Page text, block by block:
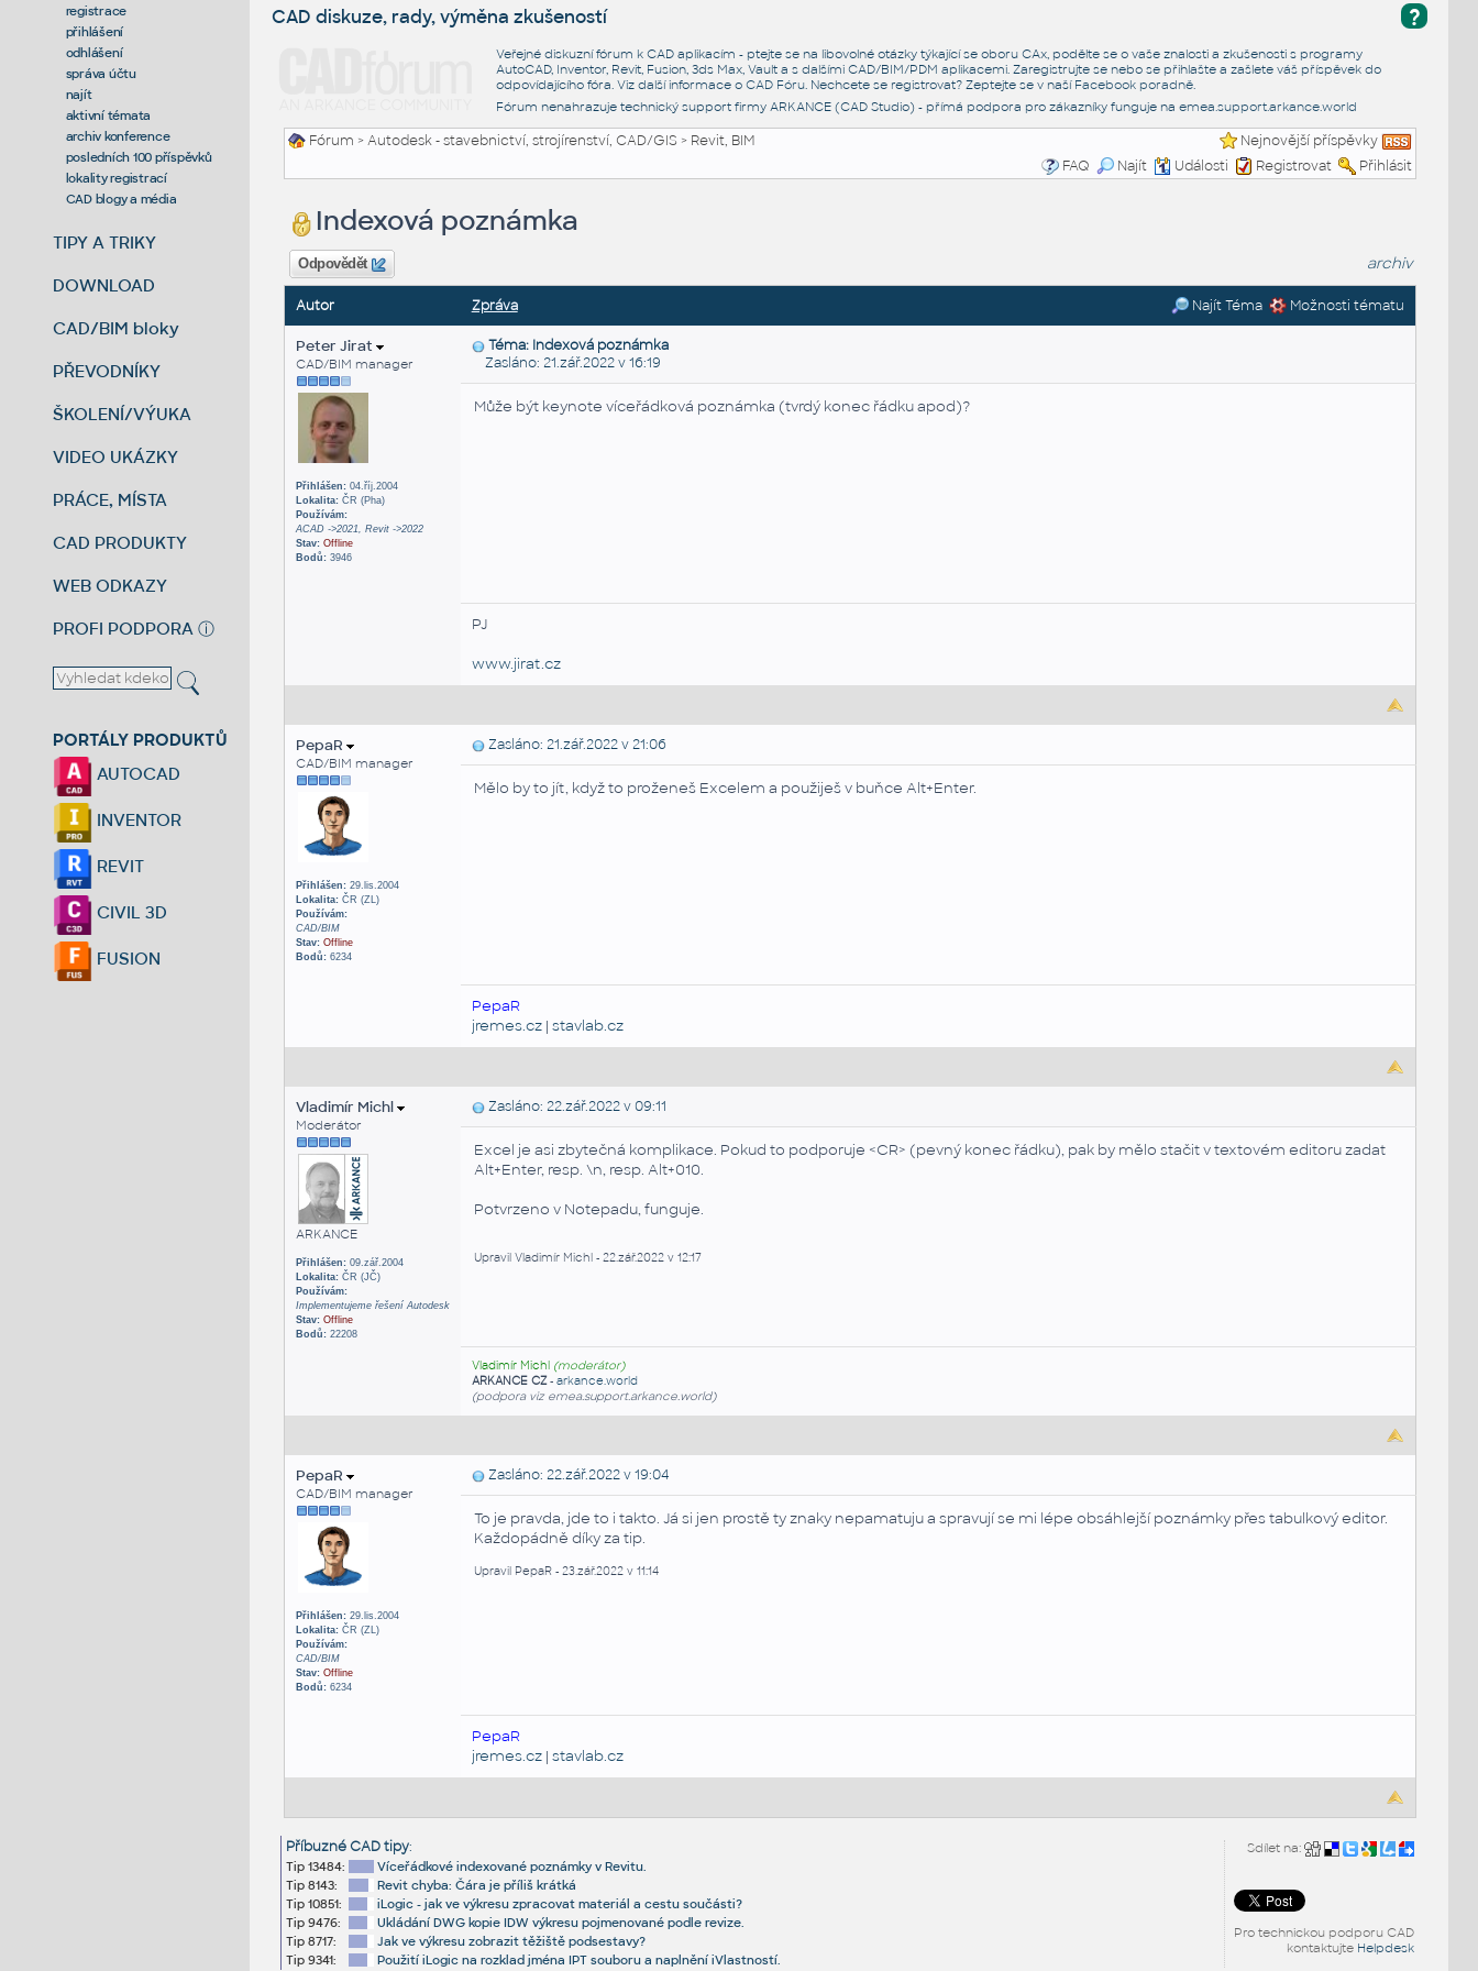
registrace
přihlášení
odhlášení
správa účtu
najít
aktivní témata
archiv konference
posledních 100 příspěvků
lokality registrací
CAD blogy a média
TIPY A TRIKY
DOWNLOAD
CAD/BIM bloky
PŘEVODNÍKY
ŠKOLENÍ/VÝUKA
VIDEO UKÁZKY
PRÁCE, MÍSTA
CAD PRODUKTY
WEB ODKAZY
PROFI PODPORA ⓘ
PORTÁLY PRODUKTŮ
AUTOCAD
INVENTOR
REVIT
CIVIL 3D
FUSION
?
CAD diskuze, rady, výměna zkušeností
Veřejné diskuzní fórum k CAD aplikacím - ptejte se na libovolné otázky týkající se oboru CAx, podělte se o vaše znalosti a zkušenosti s programy
AutoCAD, Inventor, Revit, Fusion, 3ds Max, Vault a s dalšími CAD/BIM/PDM aplikacemi. Zaregistrujte se nebo se přihlašte a zašlete váš příspěvek do
odpovídajícího fóra. Viz další informace o CAD Fóru. Nechcete se registrovat? Zeptejte se v naší Facebook poradně.
Fórum nenahrazuje technický support firmy ARKANCE (CAD Studio) - přímá podpora pro zákazníky funguje na emea.support.arkance.world
Fórum >Autodesk - stavebnictví, strojírenství, CAD/GIS> Revit, BIM
Nejnovější příspěvky
FAQ
Najít Události Registrovat Přihlásit
Indexová poznámka
Odpovědět archiv
Autor Zpráva Najít Téma Možnosti tématu
Peter Jirat
CAD/BIM manager
Přihlášen:04.říj.2004
Lokalita:ČR (Pha)
Používám:
ACAD ->2021, Revit ->2022
Stav: Offline
Bodů:3946
Téma: Indexová poznámka
Zasláno: 21.zář.2022 v 16:19
Může být keynote víceřádková poznámka (tvrdý konec řádku apod)?
PJ
www.jirat.cz
PepaR
CAD/BIM manager
Přihlášen:29.lis.2004
Lokalita:ČR (ZL)
Používám:
CAD/BIM
Stav: Offline
Bodů:6234
Zasláno: 21.zář.2022 v 21:06
Mělo by to jít, když to proženeš Excelem a použiješ v buňce Alt+Enter.
PepaR
jremes.cz| stavlab.cz
Vladimír Michl
Moderátor
ARKANCE
Přihlášen:09.zář.2004
Lokalita:ČR (JČ)
Používám:
Implementujeme řešení Autodesk
Stav: Offline
Bodů:22208
Zasláno: 22.zář.2022 v 09:11
Excel je asi zbytečná komplikace. Pokud to podporuje <CR> (pevný konec řádku), pak by mělo stačit v textovém editoru zadat
Alt+Enter, resp. \n, resp. Alt+010.
Potvrzeno v Notepadu, funguje.
Upravil Vladimír Michl - 22.zář.2022 v 12:17
Vladimír Michl (moderátor)
ARKANCE CZ- arkance.world
(podpora viz emea.support.arkance.world)
PepaR
CAD/BIM manager
Přihlášen:29.lis.2004
Lokalita:ČR (ZL)
Používám:
CAD/BIM
Stav: Offline
Bodů:6234
Zasláno: 22.zář.2022 v 19:04
To je pravda, jde to i takto. Já si jen prostě ty znaky nepamatuju a spravují se mi lépe obsáhlejší poznámky přes tabulkový editor.
Každopádně díky za tip.
Upravil PepaR - 23.zář.2022 v 11:14
PepaR
jremes.cz| stavlab.cz
Sdílet na:
Pro technickou podporu CAD
kontaktujte Helpdesk
Příbuzné CAD tipy:
Tip 13484:
Víceřádkové indexované poznámky v Revitu.
Tip 8143:
Revit chyba: Čára je příliš krátká
Tip 10851:
iLogic - jak ve výkresu zpracovat materiál a cestu součásti?
Tip 9476:
Ukládání DWG kopie IDW výkresu pojmenované podle revize.
Tip 8717:
Jak ve výkresu zobrazit těžiště podsestavy?
Tip 9341:
Použití iLogic na rozklad jména IPT souboru a naplnění iVlastností.